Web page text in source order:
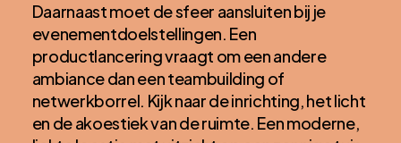
Daarnaast moet de sfeer aansluiten bij je
evenementdoelstellingen. Een
productlancering vraagt om een andere
ambiance dan een teambuilding of
netwerkborrel. Kijk naar de inrichting, het licht
en de akoestiek van de ruimte. Een moderne,